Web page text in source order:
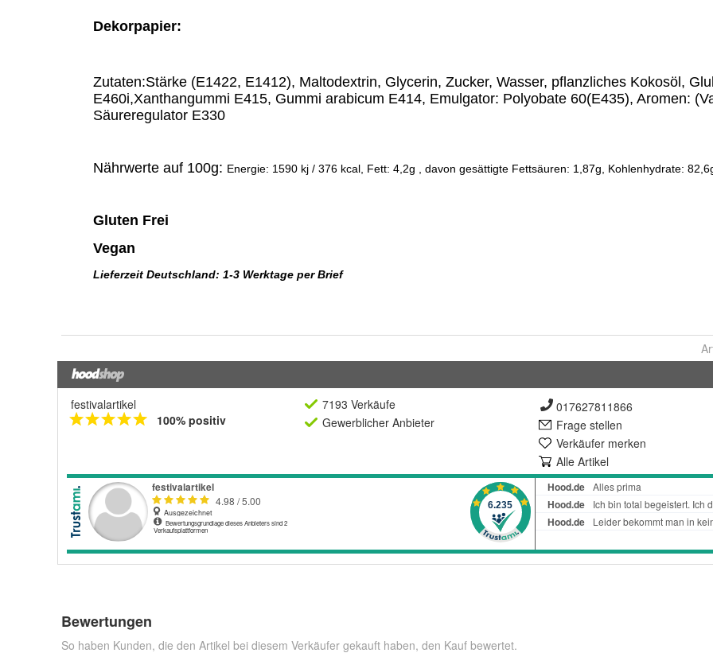
festivalartikel
100% positiv
7193 Verkäufe
Gewerblicher Anbieter
017627811866
Frage stellen
Verkäufer merken
Alle Artikel
Bewertungen
So haben Kunden, die den Artikel bei diesem Verkäufer gekauft haben, den Kauf bewertet.